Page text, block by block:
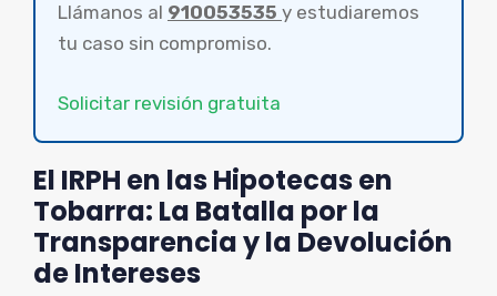
Llámanos al 910053535 y estudiaremos
tu caso sin compromiso.
Solicitar revisión gratuita
El IRPH en las Hipotecas en
Tobarra: La Batalla por la
Transparencia y la Devolución
de Intereses